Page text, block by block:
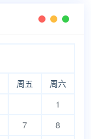
周五
周六
1
7
8